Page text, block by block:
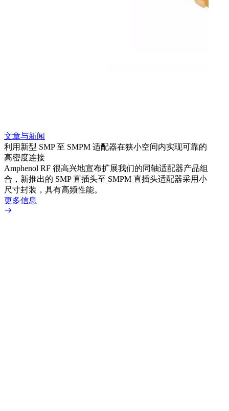
文章与新闻
利用新型 SMP 至 SMPM 适配器在狭小空间内实现可靠的
高密度连接
Amphenol RF 很高兴地宣布扩展我们的同轴适配器产品组
合，新推出的 SMP 直插头至 SMPM 直插头适配器采用小
尺寸封装，具有高频性能。
更多信息